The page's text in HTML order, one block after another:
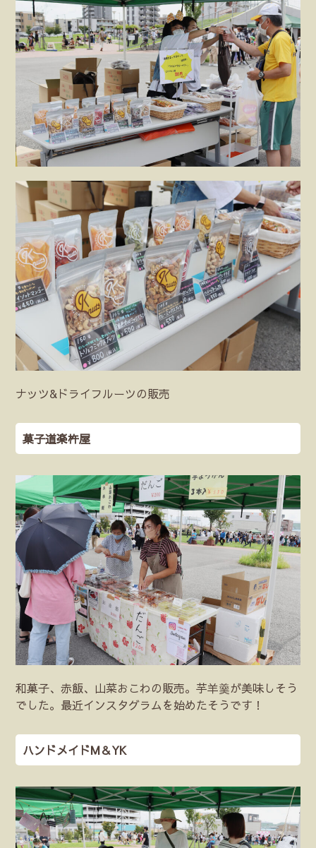
ナッツ&ドライフルーツの販売
菓子道楽杵屋
和菓子、赤飯、山菜おこわの販売。芋羊羹が美味しそう
でした。最近インスタグラムを始めたそうです！
ハンドメイドM＆YK